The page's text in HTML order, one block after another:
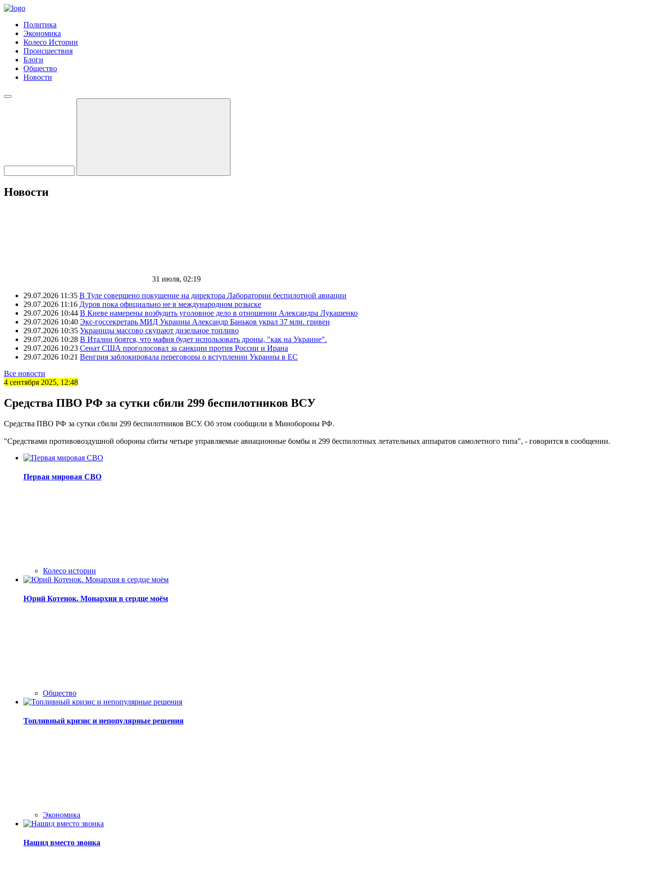
Политика
Экономика
Колесо Истории
Происшествия
Блоги
Общество
Новости
Новости
31 июля, 02:19
29.07.2026 11:35 В Туле совершено покушение на директора Лаборатории беспилотной авиации
29.07.2026 11:16 Дуров пока официально не в международном розыске
29.07.2026 10:44 В Киеве намерены возбудить уголовное дело в отношении Александра Лукашенко
29.07.2026 10:40 Экс-госсекретарь МИД Украины Александр Баньков украл 37 млн. гривен
29.07.2026 10:35 Украинцы массово скупают дизельное топливо
29.07.2026 10:28 В Италии боятся, что мафия будет использовать дроны, "как на Украине".
29.07.2026 10:23 Сенат США проголосовал за санкции против России и Ирана
29.07.2026 10:21 Венгрия заблокировала переговоры о вступлении Украины в ЕС
Все новости
4 сентября 2025, 12:48
Средства ПВО РФ за сутки сбили 299 беспилотников ВСУ
Средства ПВО РФ за сутки сбили 299 беспилотников ВСУ. Об этом сообщили в Минобороны РФ.
"Средствами противовоздушной обороны сбиты четыре управляемые авиационные бомбы и 299 беспилотных летательных аппаратов самолетного типа", - говорится в сообщении.
Первая мировая СВО
Колесо истории
Юрий Котенок. Монархия в сердце моём
Общество
Топливный кризис и непопулярные решения
Экономика
Нашид вместо звонка